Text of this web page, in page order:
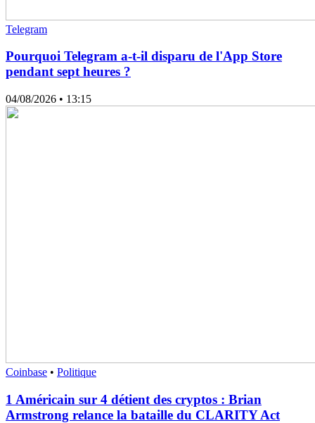
Telegram
Pourquoi Telegram a-t-il disparu de l'App Store
pendant sept heures ?
04/08/2026 • 13:15
Coinbase • Politique
1 Américain sur 4 détient des cryptos : Brian
Armstrong relance la bataille du CLARITY Act